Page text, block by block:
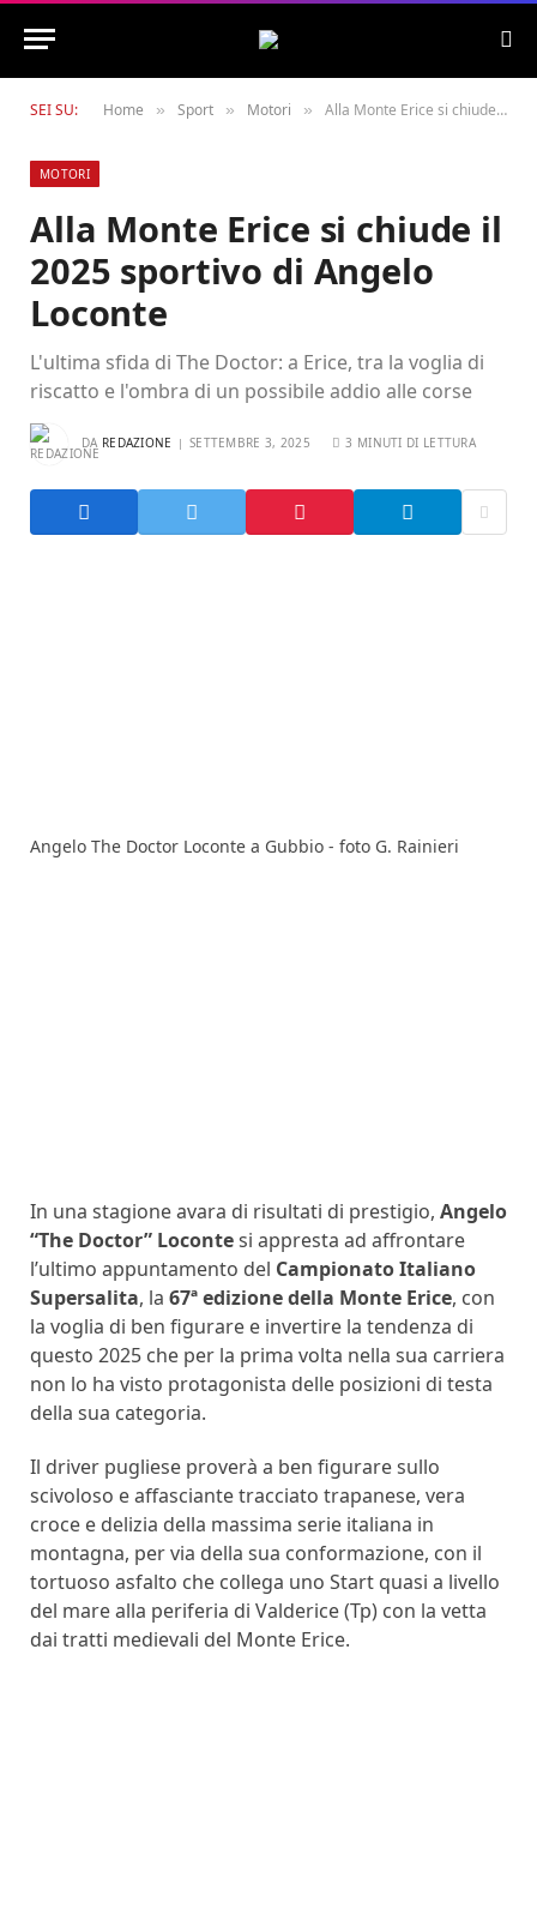
SEI SU: Home » Sport » Motori » Alla Monte Erice si chiude il 2025 sportivo di Angelo Loconte
MOTORI
Alla Monte Erice si chiude il
2025 sportivo di Angelo
Loconte
L'ultima sfida di The Doctor: a Erice, tra la voglia di
riscatto e l'ombra di un possibile addio alle corse
DA REDAZIONE SETTEMBRE 3, 2025 3 MINUTI DI LETTURA
Angelo The Doctor Loconte a Gubbio - foto G. Rainieri
In una stagione avara di risultati di prestigio, Angelo
“The Doctor” Locontesi appresta ad affrontare
l’ultimo appuntamento del Campionato Italiano
Supersalita, la 67ª edizione della Monte Erice, con
la voglia di ben figurare e invertire la tendenza di
questo 2025 che per la prima volta nella sua carriera
non lo ha visto protagonista delle posizioni di testa
della sua categoria.
Il driver pugliese proverà a ben figurare sullo
scivoloso e affasciante tracciato trapanese, vera
croce e delizia della massima serie italiana in
montagna, per via della sua conformazione, con il
tortuoso asfalto che collega uno Start quasi a livello
del mare alla periferia di Valderice (Tp) con la vetta
dai tratti medievali del Monte Erice.